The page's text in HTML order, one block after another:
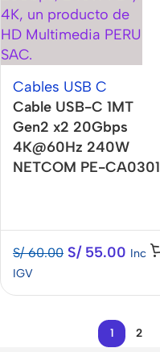
Cables USB C
Cable USB-C 1MT
Gen2 x2 20Gbps
4K@60Hz 240W
NETCOM PE-CA0301
S/60.00 S/55.00 Inc
IGV
1 2